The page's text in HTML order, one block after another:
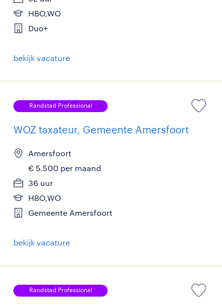
HBO,WO
Duo+
bekijk vacature
Randstad Professional
WOZ taxateur, Gemeente Amersfoort
Amersfoort
€ 5.500 per maand
36 uur
HBO,WO
Gemeente Amersfoort
bekijk vacature
Randstad Professional